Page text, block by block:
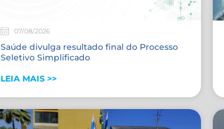
07/08/2026
Saúde divulga resultado final do Processo
Seletivo Simplificado
LEIA MAIS >>